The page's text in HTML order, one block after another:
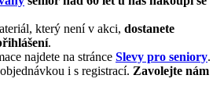
který není v akci, dostanete
.
najdete na stránce Slevy pro seniory.
i s registrací. Zavolejte nám